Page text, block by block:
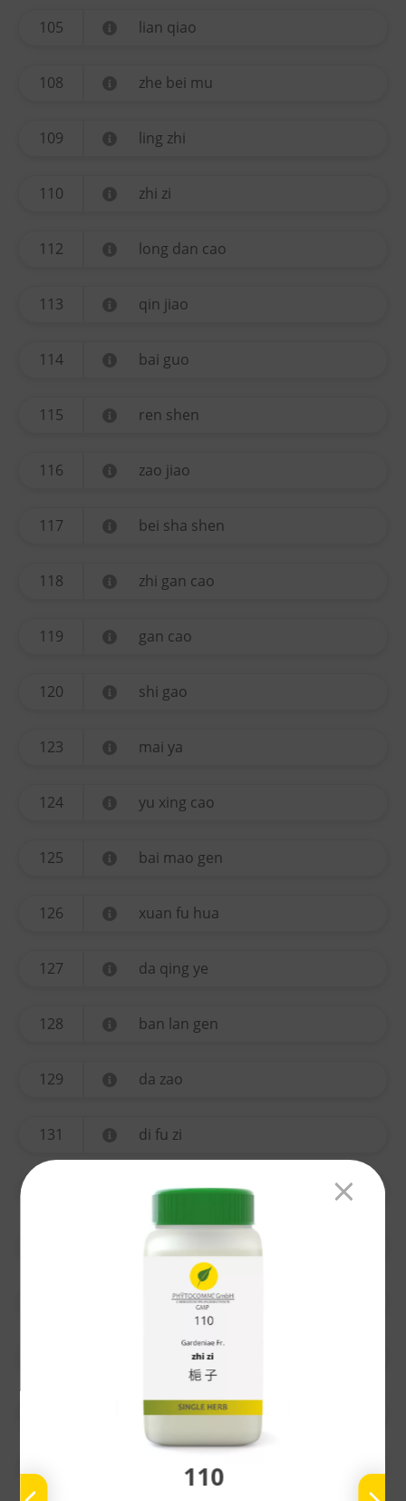
110
105 lian qiao
108 zhe bei mu
109 ling zhi
110 zhi zi
112 long dan cao
113 qin jiao
114 bai guo
115 ren shen
116 zao jiao
117 bei sha shen
118 zhi gan cao
119 gan cao
120 shi gao
123 mai ya
124 yu xing cao
125 bai mao gen
126 xuan fu hua
127 da qing ye
128 ban lan gen
129 da zao
131 di fu zi
yi mu cao
ting li zi
chuan xiong
gao ben
nu zhen zi